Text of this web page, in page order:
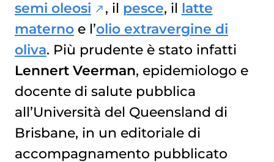
semi oleosi
, il pesce, il latte
maternoe l’olio extravergine di
oliva. Più prudente è stato infatti
Lennert Veerman, epidemiologo e
docente di salute pubblica
all’Università del Queensland di
Brisbane, in un editoriale di
accompagnamento pubblicato